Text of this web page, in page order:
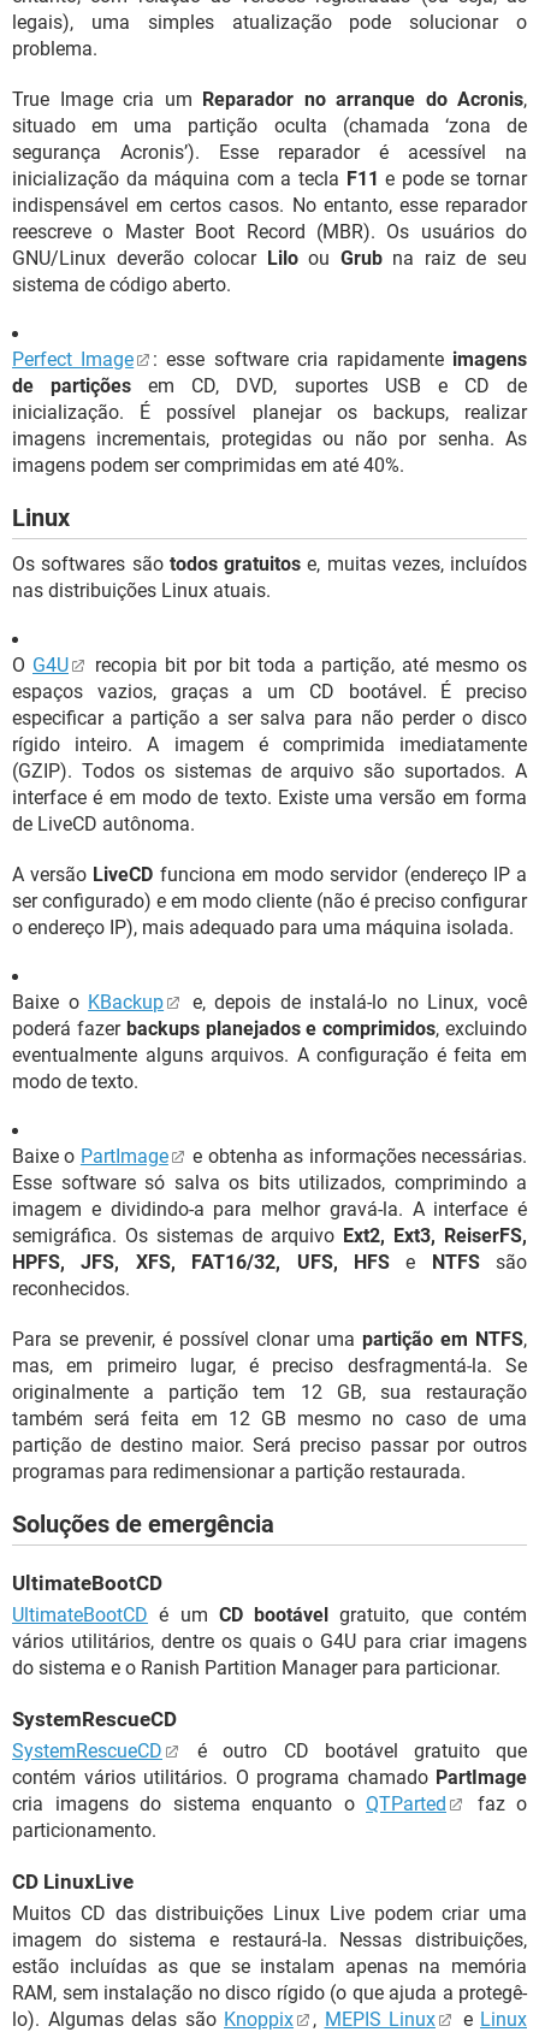
legais), uma simples atualização pode solucionar o
problema.
True Image cria um Reparador no arranque do Acronis,
situado em uma partição oculta (chamada ‘zona de
segurança Acronis’). Esse reparador é acessível na
inicialização da máquina com a tecla F11 e pode se tornar
indispensável em certos casos. No entanto, esse reparador
reescreve o Master Boot Record (MBR). Os usuários do
GNU/Linux deverão colocar Liloou Grubna raiz de seu
sistema de código aberto.
Perfect Image : esse software cria rapidamente imagens
de partições em CD, DVD, suportes USB e CD de
inicialização. É possível planejar os backups, realizar
imagens incrementais, protegidas ou não por senha. As
imagens podem ser comprimidas em até 40%.
Linux
Os softwares são todos gratuitos e, muitas vezes, incluídos
nas distribuições Linux atuais.
O G4U
recopia bit por bit toda a partição, até mesmo os
espaços vazios, graças a um CD bootável. É preciso
especificar a partição a ser salva para não perder o disco
rígido inteiro. A imagem é comprimida imediatamente
(GZIP). Todos os sistemas de arquivo são suportados. A
interface é em modo de texto. Existe uma versão em forma
de LiveCD autônoma.
A versão LiveCD funciona em modo servidor (endereço IP a
ser configurado) e em modo cliente (não é preciso configurar
o endereço IP), mais adequado para uma máquina isolada.
Baixe o KBackup
e, depois de instalá-lo no Linux, você
poderá fazer backups planejados e comprimidos, excluindo
eventualmente alguns arquivos. A configuração é feita em
modo de texto.
Baixe o PartImage
e obtenha as informações necessárias.
Esse software só salva os bits utilizados, comprimindo a
imagem e dividindo-a para melhor gravá-la. A interface é
semigráfica. Os sistemas de arquivo Ext2, Ext3, ReiserFS,
HPFS, JFS, XFS, FAT16/32, UFS, HFSe NTFSsão
reconhecidos.
Para se prevenir, é possível clonar uma partição em NTFS,
mas, em primeiro lugar, é preciso desfragmentá-la. Se
originalmente a partição tem 12 GB, sua restauração
também será feita em 12 GB mesmo no caso de uma
partição de destino maior. Será preciso passar por outros
programas para redimensionar a partição restaurada.
Soluções de emergência
UltimateBootCD
UltimateBootCD é um CD bootável gratuito, que contém
vários utilitários, dentre os quais o G4U para criar imagens
do sistema e o Ranish Partition Manager para particionar.
SystemRescueCD
SystemRescueCD
é outro CD bootável gratuito que
contém vários utilitários. O programa chamado PartImage
cria imagens do sistema enquanto o QTParted
faz o
particionamento.
CD LinuxLive
Muitos CD das distribuições Linux Live podem criar uma
imagem do sistema e restaurá-la. Nessas distribuições,
estão incluídas as que se instalam apenas na memória
RAM, sem instalação no disco rígido (o que ajuda a protegê-
lo). Algumas delas são Knoppix , MEPIS Linux e Linux